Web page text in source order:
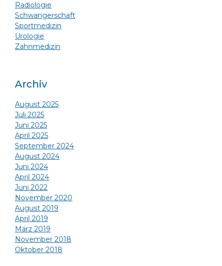
Radiologie
Schwangerschaft
Sportmedizin
Urologie
Zahnmedizin
Archiv
August 2025
Juli 2025
Juni 2025
April 2025
September 2024
August 2024
Juni 2024
April 2024
Juni 2022
November 2020
August 2019
April 2019
März 2019
November 2018
Oktober 2018